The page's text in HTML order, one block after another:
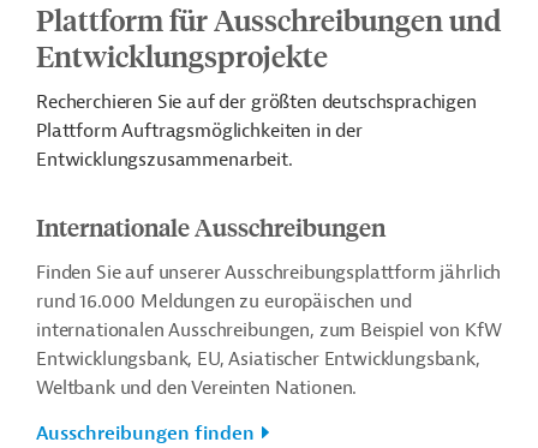
Plattform für Ausschreibungen und
Entwicklungsprojekte
Recherchieren Sie auf der größten deutschsprachigen
Plattform Auftragsmöglichkeiten in der
Entwicklungszusammenarbeit.
Internationale Ausschreibungen
Finden Sie auf unserer Ausschreibungsplattform jährlich
rund 16.000 Meldungen zu europäischen und
internationalen Ausschreibungen, zum Beispiel von KfW
Entwicklungsbank, EU, Asiatischer Entwicklungsbank,
Weltbank und den Vereinten Nationen.
Ausschreibungen finden